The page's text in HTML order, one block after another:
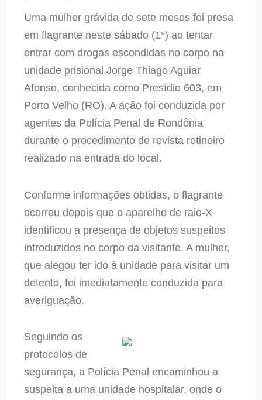
Uma mulher grávida de sete meses foi presa
em flagrante neste sábado (1°) ao tentar
entrar com drogas escondidas no corpo na
unidade prisional Jorge Thiago Aguiar
Afonso, conhecida como Presídio 603, em
Porto Velho (RO). A ação foi conduzida por
agentes da Polícia Penal de Rondônia
durante o procedimento de revista rotineiro
realizado na entrada do local.
Conforme informações obtidas, o flagrante
ocorreu depois que o aparelho de raio-X
identificou a presença de objetos suspeitos
introduzidos no corpo da visitante. A mulher,
que alegou ter ido à unidade para visitar um
detento, foi imediatamente conduzida para
averiguação.
Seguindo os
protocolos de
segurança, a Polícia Penal encaminhou a
suspeita a uma unidade hospitalar, onde o